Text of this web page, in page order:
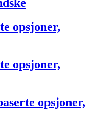
opsjoner,
opsjoner,
opsjoner,